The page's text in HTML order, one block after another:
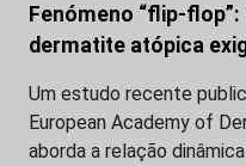
Fenómeno “flip-
dermatite atópica
Um estudo recente
European Academy of
aborda a relação